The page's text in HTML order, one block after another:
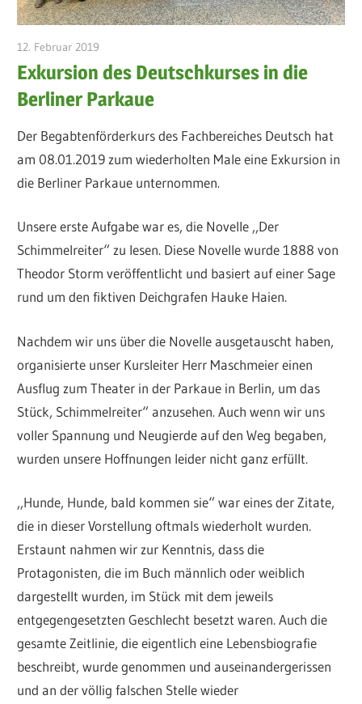
12. Februar 2019
Exkursion des Deutschkurses in die
Berliner Parkaue
Der Begabtenförderkurs des Fachbereiches Deutsch hat
am 08.01.2019 zum wiederholten Male eine Exkursion in
die Berliner Parkaue unternommen.
Unsere erste Aufgabe war es, die Novelle ,,Der
Schimmelreiter“ zu lesen. Diese Novelle wurde 1888 von
Theodor Storm veröffentlicht und basiert auf einer Sage
rund um den fiktiven Deichgrafen Hauke Haien.
Nachdem wir uns über die Novelle ausgetauscht haben,
organisierte unser Kursleiter Herr Maschmeier einen
Ausflug zum Theater in der Parkaue in Berlin, um das
Stück, Schimmelreiter“ anzusehen. Auch wenn wir uns
voller Spannung und Neugierde auf den Weg begaben,
wurden unsere Hoffnungen leider nicht ganz erfüllt.
,,Hunde, Hunde, bald kommen sie“ war eines der Zitate,
die in dieser Vorstellung oftmals wiederholt wurden.
Erstaunt nahmen wir zur Kenntnis, dass die
Protagonisten, die im Buch männlich oder weiblich
dargestellt wurden, im Stück mit dem jeweils
entgegengesetzten Geschlecht besetzt waren. Auch die
gesamte Zeitlinie, die eigentlich eine Lebensbiografie
beschreibt, wurde genommen und auseinandergerissen
und an der völlig falschen Stelle wieder